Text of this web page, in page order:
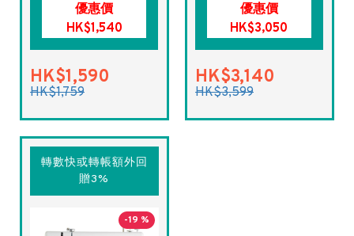
優惠價
HK$1,540
HK$1,590
HK$1,759
優惠價
HK$3,050
HK$3,140
HK$3,599
轉數快或轉帳額外回
贈3%
-19 %